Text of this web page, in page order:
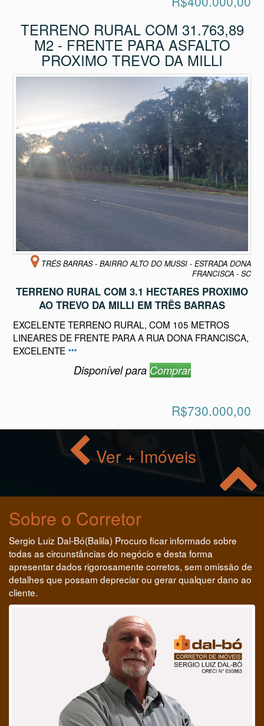
TERRENO RURAL COM 31.763,89
M2 - FRENTE PARA ASFALTO
PROXIMO TREVO DA MILLI
TRÊS BARRAS - BAIRRO ALTO DO MUSSI - ESTRADA DONA
FRANCISCA - SC
TERRENO RURAL COM 3.1 HECTARES PROXIMO
AO TREVO DA MILLI EM TRÊS BARRAS
EXCELENTE TERRENO RURAL, COM 105 METROS
LINEARES DE FRENTE PARA A RUA DONA FRANCISCA,
EXCELENTE
Disponível para
Sobre o Corretor
Sergio Luiz Dal-Bó(Balila) Procuro ficar informado sobre
todas as circunstâncias do negócio e desta forma
apresentar dados rigorosamente corretos, sem omissão de
detalhes que possam depreciar ou gerar qualquer dano ao
cliente.